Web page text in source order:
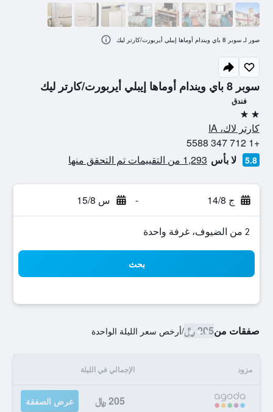
سوبر 8 باي ويندام أوماها إيبلي أيربورت/كارتر ليك
فندق
2 نجمتين
كارتر لاك، IA
+1 712 347 5588
5.8 لا بأس 1,293 من التقييمات تم التحقق منها
ج 14/8 - س 15/8
2 من الضيوف، غرفة واحدة
بحث
صفقات من205 ﷼ /أرخص سعر الليلة الواحدة
مزود الإجمالي في الليلة
205 ﷼ عرض الصفقة
صور لـ سوبر 8 باي ويندام أوماها إيبلي أيربورت/كارتر ليك